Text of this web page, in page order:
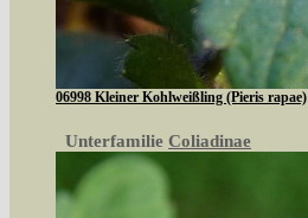
06998 Kleiner Kohlweißling (Pieris rapae)
Unterfamilie Coliadinae